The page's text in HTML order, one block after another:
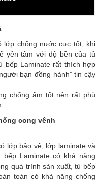
lớp chống nước cực tốt, khi
yên tâm với độ bền của tủ
bếp Laminate rất thích hợp
bạn đồng hành” tin cậy
chống ẩm tốt nên rất phù
cong vênh
lớp bảo vệ, lớp laminate và
Laminate có khả năng
quá trình sản xuất, tủ bếp
toàn có khả năng chống